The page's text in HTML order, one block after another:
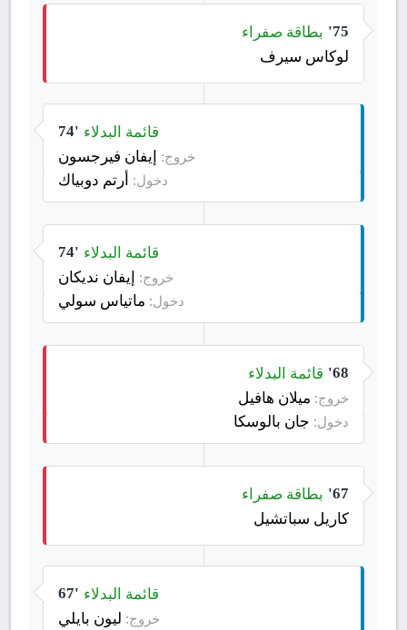
75'
بطاقة صفراء
لوكاس سيرف
74' قائمة البدلاء
خروج: إيفان فيرجسون
دخول: أرتم دوبياك
74' قائمة البدلاء
خروج: إيفان نديكان
دخول: ماتياس سولي
68' قائمة البدلاء
خروج: ميلان هافيل
دخول: جان بالوسكا
67' بطاقة صفراء
كاريل سباتشيل
67' قائمة البدلاء
خروج: ليون بايلي